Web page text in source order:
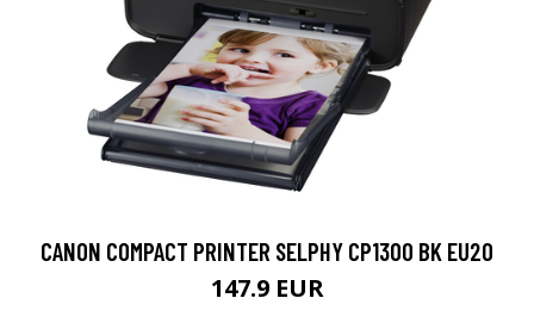
CANON COMPACT PRINTER SELPHY CP1300 BK EU20
147.9 EUR